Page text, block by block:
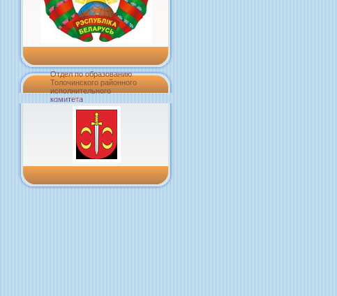
Отдел по образованию
Толочинского районного
исполнительного
комитета